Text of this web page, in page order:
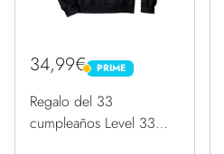
34,99€ PRIME
PRIME
Regalo del 33
cumpleaños Level 33